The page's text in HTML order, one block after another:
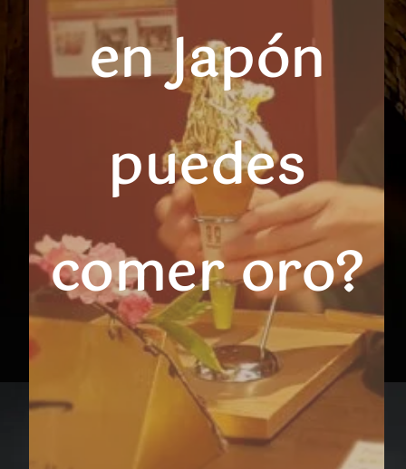
en Japón
puedes
comer oro?